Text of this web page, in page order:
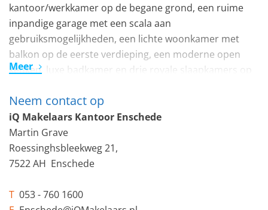
kantoor/werkkamer op de begane grond, een ruime
inpandige garage met een scala aan
gebruiksmogelijkheden, een lichte woonkamer met
balkon op de eerste verdieping, een moderne open
keuken, luxe badkamer en drie royale slaapkamers op
afwerking en keurige staat van onderhoud is deze
woning instapklaar!
De woning is gelegen op een zeer geliefde locatie net
binnen de stadssingels, op de grens van de populaire
dagelijkse voorzieningen binnen handbereik;
Meer
Neem contact op
iQ Makelaars Kantoor Enschede
Martin Grave
Roessinghsbleekweg 21,
7522 AH Enschede
T 053 - 760 1600